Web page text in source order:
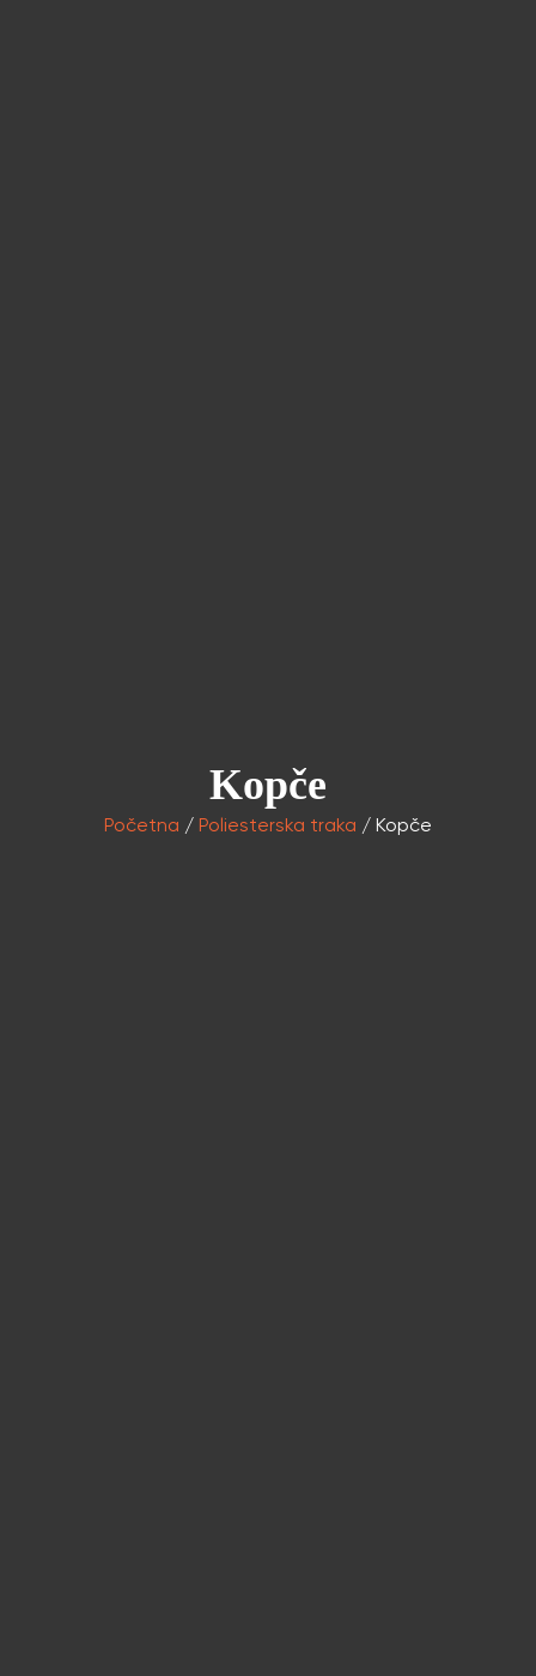
Kopče
Početna / Poliesterska traka / Kopče